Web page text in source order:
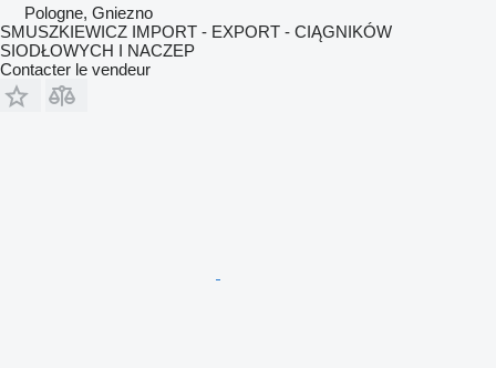
Pologne, Gniezno
SMUSZKIEWICZ IMPORT - EXPORT - CIĄGNIKÓW
SIODŁOWYCH I NACZEP
Contacter le vendeur